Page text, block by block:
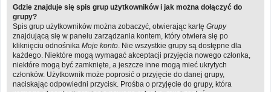
Gdzie znajduje się spis grup użytkowników i jak można dołączyć do
grupy?
Spis grup użytkowników można zobaczyć, otwierając kartę Grupy
znajdującą się w panelu zarządzania kontem, który otwiera się po
kliknięciu odnośnika Moje konto . Nie wszystkie grupy są dostępne dla
każdego. Niektóre mogą wymagać akceptacji przyjęcia nowego członka,
niektóre mogą być zamknięte, a jeszcze inne mogą mieć ukrytych
członków. Użytkownik może poprosić o przyjęcie do danej grupy,
naciskając odpowiedni przycisk. Prośba o przyjęcie do grupy, która